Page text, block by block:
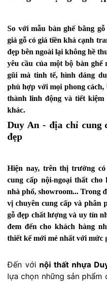
So với mẫu bàn ghế bằng
giả gỗ có giá tiền khá cạnh
đẹp bên ngoài lại không hề
yêu cầu của một bộ bàn ghế
gũi mà tinh tế, hình dáng
phù hợp với mọi phong cách,
thành linh động và tiết kiệm
khác.
Duy An - địa chỉ cung
đẹp
Hiện nay, trên thị trường
cung cấp nội-ngoại thất cho
nhà phố, showroom... Trong
vị chuyên cung cấp và phân
gỗ đẹp chất lượng và uy tín
đem đến cho khách hàng
thiết kế mới mẻ nhất với mức
Đến với nội thất nhựa
lựa chọn những sản